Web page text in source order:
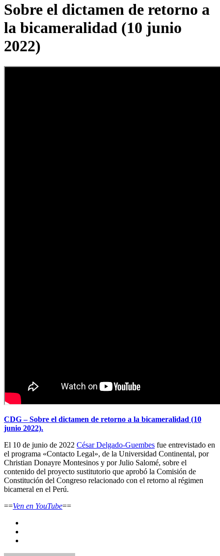
Sobre el dictamen de retorno a
la bicameralidad (10 junio
2022)
CDG – Sobre el dictamen de retorno a la bicameralidad (10
junio 2022).
El 10 de junio de 2022 César Delgado-Guembes fue entrevistado en
el programa «Contacto Legal», de la Universidad Continental, por
Christian Donayre Montesinos y por Julio Salomé, sobre el
contenido del proyecto sustitutorio que aprobó la Comisión de
Constitución del Congreso relacionado con el retorno al régimen
bicameral en el Perú.
==Ven en YouTube==